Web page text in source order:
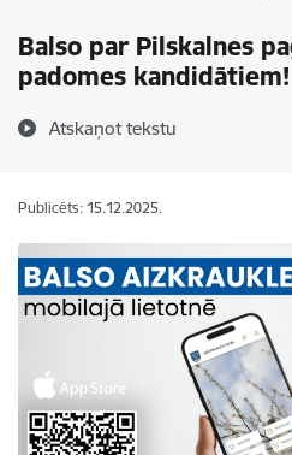
Balso par Pilskalnes
padomes kandidātiem!
Atskaņot tekstu
Publicēts: 15.12.2025.